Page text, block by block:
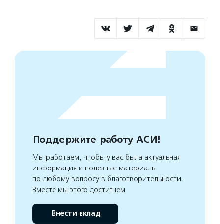
Поддержите работу АСИ!
Мы работаем, чтобы у вас была актуальная
информация и полезные материалы
по любому вопросу в благотворительности.
Вместе мы этого достигнем
Внести вклад